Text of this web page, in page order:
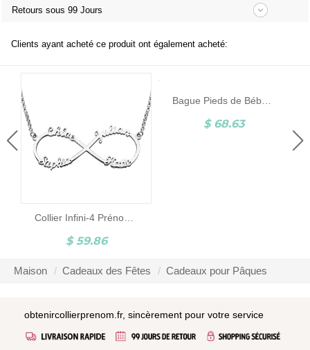
Retours sous 99 Jours
Clients ayant acheté ce produit ont également acheté:
Collier Infini-4 Prénoms-Argent
$ 59.86
Bague Pieds de Bébé-Pierre de Naissance et Gravure-Argent
$ 68.63
Maison Cadeaux des Fêtes Cadeaux pour Pâques
obtenircollierprenom.fr, sincèrement pour votre service